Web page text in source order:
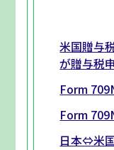
米国贈与
が贈与税
Form
Form
日本⇔米